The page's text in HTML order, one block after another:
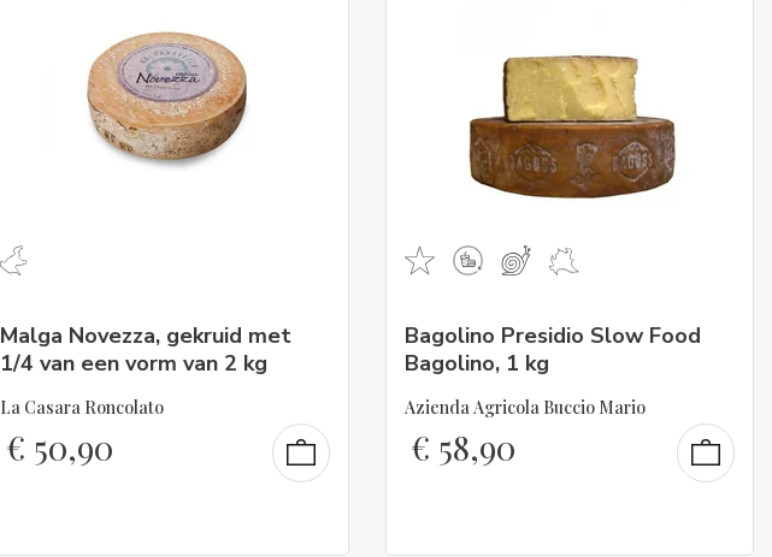
Malga Novezza, gekruid met
1/4 van een vorm van 2 kg
La Casara Roncolato
€ 50,90
Bagolino Presidio Slow Food
Bagolino, 1 kg
Azienda Agricola Buccio Mario
€ 58,90